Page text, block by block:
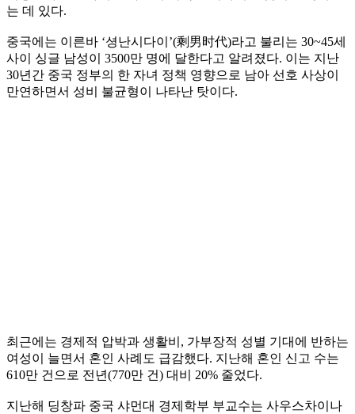
는 데 있다.
중국에는 이른바 ‘셩난시다이’(剩男时代)라고 불리는 30~45세
사이 싱글 남성이 3500만 명에 달한다고 알려졌다. 이는 지난
30년간 중국 정부의 한 자녀 정책 영향으로 남아 선호 사상이
만연하면서 성비 불균형이 나타난 탓이다.
최근에는 경제적 압박과 생활비, 가부장적 성별 기대에 반하는
여성이 늘면서 혼인 사례도 급감했다. 지난해 혼인 신고 수는
610만 건으로 전년(770만 건) 대비 20% 줄었다.
지난해 딩창파 중국 샤먼대 경제학부 부교수는 사우스차이나